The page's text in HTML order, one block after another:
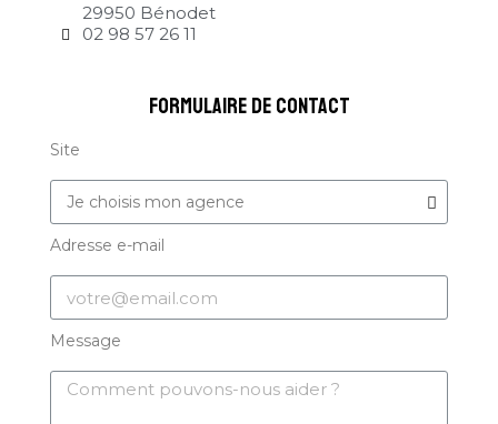
29950 Bénodet
02 98 57 26 11
formulaire de contact
Site
Adresse e-mail
Message